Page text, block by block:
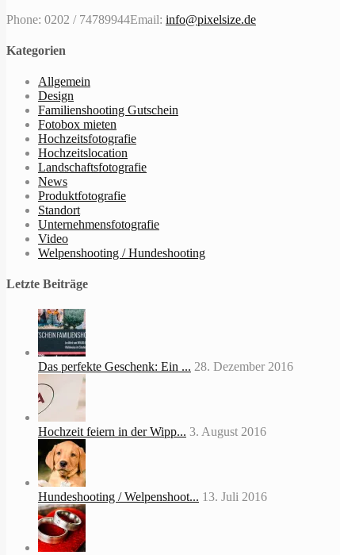
Phone: 0202 / 74789944Email: info@pixelsize.de
Kategorien
Allgemein
Design
Familienshooting Gutschein
Fotobox mieten
Hochzeitsfotografie
Hochzeitslocation
Landschaftsfotografie
News
Produktfotografie
Standort
Unternehmensfotografie
Video
Welpenshooting / Hundeshooting
Letzte Beiträge
Das perfekte Geschenk: Ein ... 28. Dezember 2016
Hochzeit feiern in der Wipp... 3. August 2016
Hundeshooting / Welpenshoot... 13. Juli 2016